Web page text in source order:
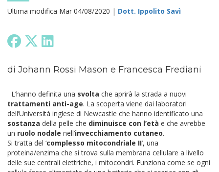
Ultima modifica Mar 04/08/2020 | Dott. Ippolito Savì
di Johann Rossi Mason e Francesca Frediani
L’hanno definita una svolta che aprirà la strada a nuovi
trattamenti anti-age. La scoperta viene dai laboratori
dell’Università inglese di Newcastle che hanno identificato una
sostanza della pelle che diminuisce con l’età e che avrebbe
un ruolo nodale nell’invecchiamento cutaneo.
Si tratta del ‘complesso mitocondriale II’, una
proteina/enzima che si trova sulla membrana cellulare a livello
delle sue centrali elettriche, i mitocondri. Funziona come se ogni